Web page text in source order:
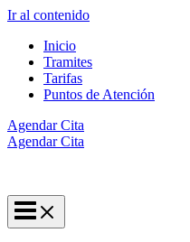
Ir al contenido
Inicio
Tramites
Tarifas
Puntos de Atención
Agendar Cita
Agendar Cita